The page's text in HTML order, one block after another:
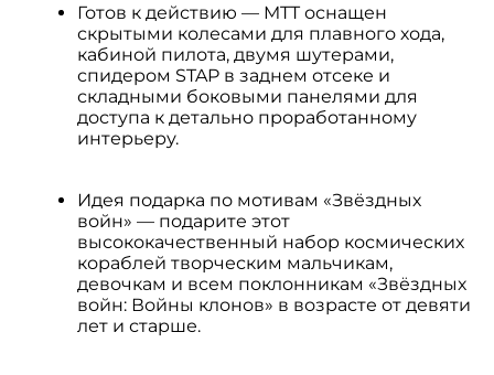
Готов к действию — MTT оснащен
скрытыми колесами для плавного хода,
кабиной пилота, двумя шутерами,
спидером STAP в заднем отсеке и
складными боковыми панелями для
доступа к детально проработанному
интерьеру.
Идея подарка по мотивам «Звёздных
войн» — подарите этот
высококачественный набор космических
кораблей творческим мальчикам,
девочкам и всем поклонникам «Звёздных
войн: Войны клонов» в возрасте от девяти
лет и старше.